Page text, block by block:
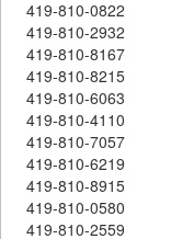
419-810-0822
419-810-2932
419-810-8167
419-810-8215
419-810-6063
419-810-4110
419-810-7057
419-810-6219
419-810-8915
419-810-0580
419-810-2559